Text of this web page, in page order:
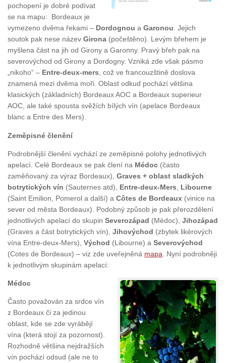
pochopení je dobré podívat
se na mapu: Bordeaux je
vymezeno dvěma řekami – Dordognou a Garonou. Jejich
soutok pak nese název Girona (počeštěno). Levým břehem je
myšlena část na jih od Girony a Garonny. Pravý břeh pak na
severovýchod od Girony a Dordogny. Vzniká zde však pásmo
„nikoho“ – Entre-deux-mers, což ve francouzštině doslova
znamená mezi dvěma moři. Oblast odkud pochází většina
klasických (základních) Bordeaux AOC a Bordeaux superieur
AOC, ale také spousta svěžích bílých vín (apelace Bordeaux
blanc a Entre des Mers).
Zeměpisné členění
Podrobnější členění vychází ze zeměpisné polohy jednotlivých
apelací. Celé Bordeaux se pak člení na Médoc (často
zaměňovaný za výraz Bordeaux), Graves + oblast sladkých
botrytických vín (Sauternes atd), Entre-deux-Mers
Libourne
(Saint Emilion, Pomerol a další) a Côtes de Bordeaux (vinice na
sever od města Bordeaux). Podobný způsob je pak přerozdělení
jednotlivých apelací do skupin Severozápad (Médoc), Jihozápad
(Graves a část botrytických vín), Jihovýchod (zbytek likérových
vína Entre-deux-Mers), Východ (Libourne) a Severovýchod
(Cotes de Bordeaux) – viz zde uveřejněná mapa . Nyní podrobněji
k jednotlivým skupinám apelací:
Médoc
Často považován za srdce vín
z Bordeaux či za jedinou
oblast, kde se zde vyrábějí
vína (která stojí za pozornost).
Rozhodně většina nejdražších
vín pochází odsud (ale ne to